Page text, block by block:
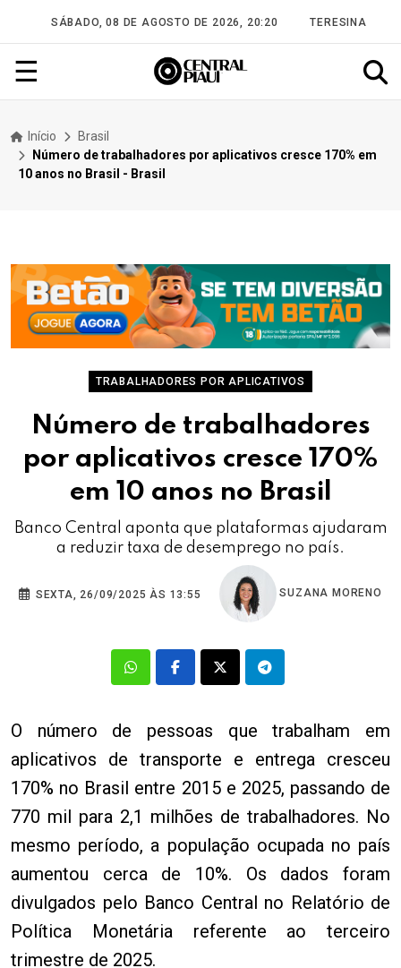
SÁBADO, 08 DE AGOSTO DE 2026, 20:20 TERESINA
☰
Início
Brasil
Número de trabalhadores por aplicativos cresce 170% em
10 anos no Brasil - Brasil
TRABALHADORES POR APLICATIVOS
Número de trabalhadores
por aplicativos cresce 170%
em 10 anos no Brasil
Banco Central aponta que plataformas ajudaram
a reduzir taxa de desemprego no país.
SEXTA, 26/09/2025 ÀS 13:55 SUZANA MORENO
O número de pessoas que trabalham em
aplicativos de transporte e entrega cresceu
170% no Brasil entre 2015 e 2025, passando de
770 mil para 2,1 milhões de trabalhadores. No
mesmo período, a população ocupada no país
aumentou cerca de 10%. Os dados foram
divulgados pelo Banco Central no Relatório de
Política Monetária referente ao terceiro
trimestre de 2025.